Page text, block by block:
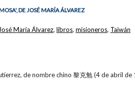
DE JOSÉ MARÍA ÁLVAREZ
María Álvarez, libros, misioneros, Taiwán
de nombre chino 黎克勉 (4 de abril